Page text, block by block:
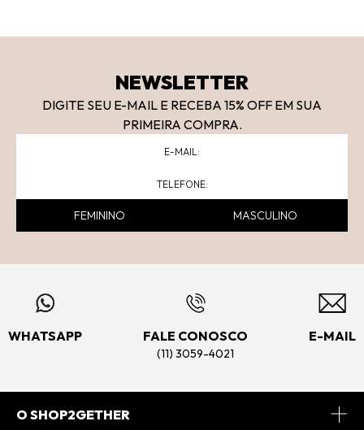
NEWSLETTER
DIGITE SEU E-MAIL E RECEBA 15% OFF EM SUA
PRIMEIRA COMPRA.
FEMININO MASCULINO
WHATSAPP FALE CONOSCO
(11) 3059-4021
E-MAIL
O SHOP2GETHER